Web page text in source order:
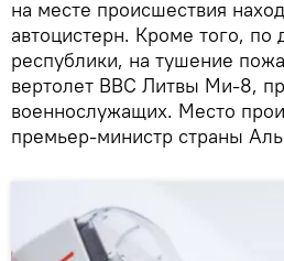
на месте происшествия
автоцистерн. Кроме того,
республики, на тушение
вертолет ВВС Литвы Ми-8,
военнослужащих. Место
премьер-министр страны